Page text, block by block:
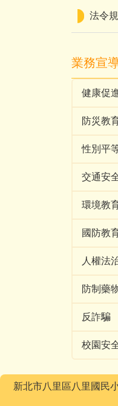
法令
業務宣
健康促
防災教
性別平
交通安
環境教
國防教
人權法
防制藥
反詐騙
校園安
新北市八里區八里國民